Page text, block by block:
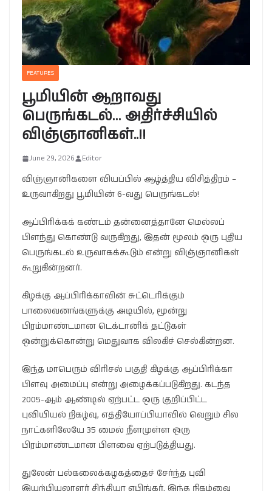
FEATURES
பூமியின் ஆறாவது
பெருங்கடல்… அதிர்ச்சியில்
விஞ்ஞானிகள்..!!
June 29, 2026 Editor
விஞ்ஞானிகளை வியப்பில் ஆழ்த்திய விசித்திரம் –
உருவாகிறது பூமியின் 6-வது பெருங்கடல்!
ஆப்பிரிக்கக் கண்டம் தன்னைத்தானே மெல்லப்
பிளந்து கொண்டு வருகிறது, இதன் மூலம் ஒரு புதிய
பெருங்கடல் உருவாகக்கூடும் என்று விஞ்ஞானிகள்
கூறுகின்றனர்.
கிழக்கு ஆப்பிரிக்காவின் சுட்டெரிக்கும்
பாலைவனங்களுக்கு அடியில், மூன்று
பிரம்மாண்டமான டெக்டானிக் தட்டுகள்
ஒன்றுக்கொன்று மெதுவாக விலகிச் செல்கின்றன.
இந்த மாபெரும் விரிசல் பகுதி கிழக்கு ஆப்பிரிக்கா
பிளவு அமைப்பு என்று அழைக்கப்படுகிறது. கடந்த
2005-ஆம் ஆண்டில் ஏற்பட்ட ஒரு குறிப்பிட்ட
புவியியல் நிகழ்வு, எத்தியோப்பியாவில் வெறும் சில
நாட்களிலேயே 35 மைல் நீளமுள்ள ஒரு
பிரம்மாண்டமான பிளவை ஏற்படுத்தியது.
துலேன் பல்கலைக்கழகத்தைச் சேர்ந்த புவி
இயற்பியலாளர் சிந்தியா எபிங்கர், இந்த நிகழ்வை